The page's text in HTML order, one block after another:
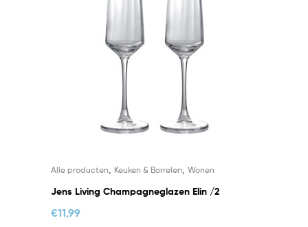
Alle producten, Keuken & Borrelen, Wonen
Jens Living Champagneglazen Elin /2
€11,99